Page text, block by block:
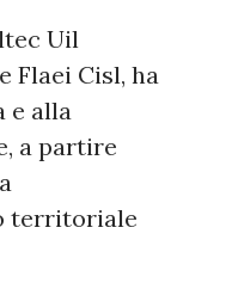
Uil
Flaei Cisl, ha
e alla
a partire
territoriale